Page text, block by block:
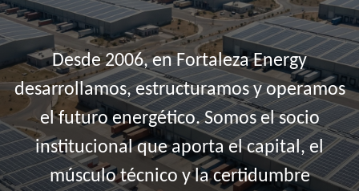
20AñosdeBancabilidadeInversión
Estratégica
Desde 2006, en Fortaleza Energy
desarrollamos, estructuramos y operamos
el futuro energético. Somos el socio
institucional que aporta el capital, el
músculo técnico y la certidumbre